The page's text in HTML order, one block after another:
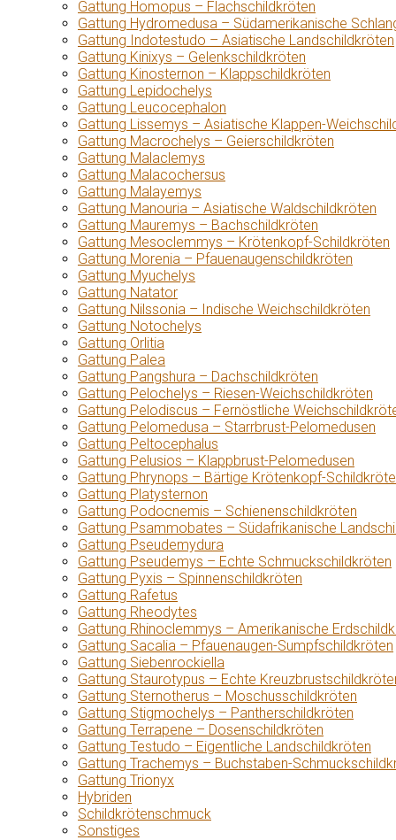
Gattung Homopus – Flachschildkröten
Gattung Hydromedusa – Südamerikanische
Gattung Indotestudo – Asiatische Landschildkröten
Gattung Kinixys – Gelenkschildkröten
Gattung Kinosternon – Klappschildkröten
Gattung Lepidochelys
Gattung Leucocephalon
Gattung Lissemys – Asiatische Klappen-
Gattung Macrochelys – Geierschildkröten
Gattung Malaclemys
Gattung Malacochersus
Gattung Malayemys
Gattung Manouria – Asiatische Waldschildkröten
Gattung Mauremys – Bachschildkröten
Gattung Mesoclemmys – Krötenkopf-Schildkröten
Gattung Morenia – Pfauenaugenschildkröten
Gattung Myuchelys
Gattung Natator
Gattung Nilssonia – Indische Weichschildkröten
Gattung Notochelys
Gattung Orlitia
Gattung Palea
Gattung Pangshura – Dachschildkröten
Gattung Pelochelys – Riesen-Weichschildkröten
Gattung Pelodiscus – Fernöstliche
Gattung Pelomedusa – Starrbrust-Pelomedusen
Gattung Peltocephalus
Gattung Pelusios – Klappbrust-Pelomedusen
Gattung Phrynops – Bärtige Krötenkopf-
Gattung Platysternon
Gattung Podocnemis – Schienenschildkröten
Gattung Psammobates – Südafrikanische
Gattung Pseudemydura
Gattung Pseudemys – Echte Schmuckschildkröten
Gattung Pyxis – Spinnenschildkröten
Gattung Rafetus
Gattung Rheodytes
Gattung Rhinoclemmys – Amerikanische
Gattung Sacalia – Pfauenaugen-Sumpfschildkröten
Gattung Siebenrockiella
Gattung Staurotypus – Echte
Gattung Sternotherus – Moschusschildkröten
Gattung Stigmochelys – Pantherschildkröten
Gattung Terrapene – Dosenschildkröten
Gattung Testudo – Eigentliche Landschildkröten
Gattung Trachemys – Buchstaben-
Gattung Trionyx
Hybriden
Schildkrötenschmuck
Sonstiges